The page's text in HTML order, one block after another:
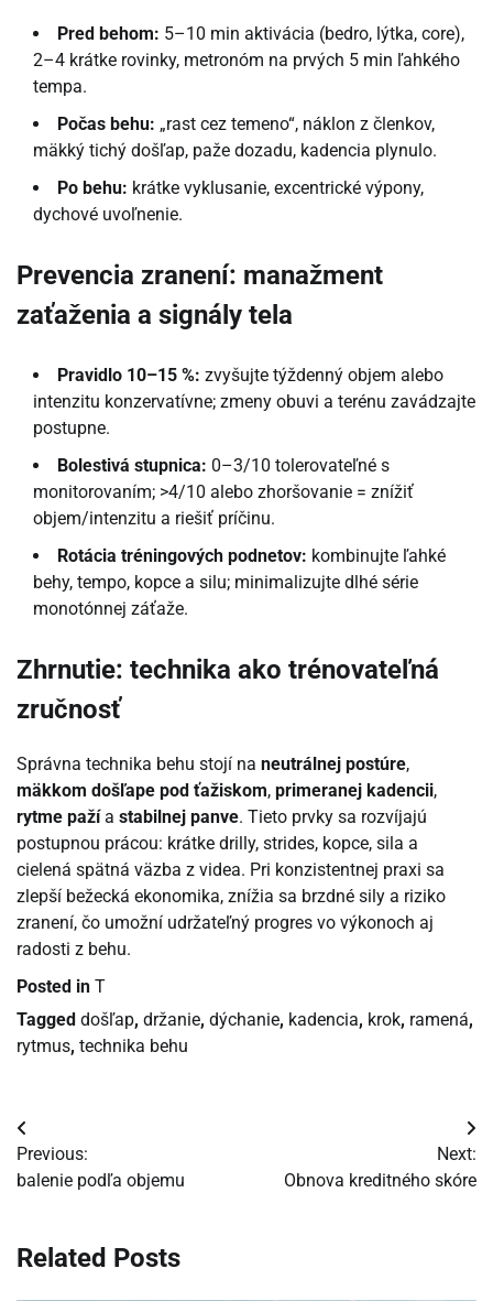
Pred behom: 5–10 min aktivácia (bedro, lýtka, core),
2–4 krátke rovinky, metronóm na prvých 5 min ľahkého
tempa.
Počas behu: „rast cez temeno“, náklon z členkov,
mäkký tichý došľap, paže dozadu, kadencia plynulo.
Po behu: krátke vyklusanie, excentrické výpony,
dychové uvoľnenie.
Prevencia zranení: manažment
zaťaženia a signály tela
Pravidlo 10–15 %: zvyšujte týždenný objem alebo
intenzitu konzervatívne; zmeny obuvi a terénu zavádzajte
postupne.
Bolestivá stupnica: 0–3/10 tolerovateľné s
monitorovaním; >4/10 alebo zhoršovanie = znížiť
objem/intenzitu a riešiť príčinu.
Rotácia tréningových podnetov: kombinujte ľahké
behy, tempo, kopce a silu; minimalizujte dlhé série
monotónnej záťaže.
Zhrnutie: technika ako trénovateľná
zručnosť
Správna technika behu stojí na neutrálnej postúre,
mäkkom došľape pod ťažiskom, primeranej kadencii,
rytme pažía stabilnej panve. Tieto prvky sa rozvíjajú
postupnou prácou: krátke drilly, strides, kopce, sila a
cielená spätná väzba z videa. Pri konzistentnej praxi sa
zlepší bežecká ekonomika, znížia sa brzdné sily a riziko
zranení, čo umožní udržateľný progres vo výkonoch aj
radosti z behu.
Posted in T
Tagged došľap, držanie, dýchanie, kadencia, krok, ramená,
rytmus, technika behu
Navigácia
v
Previous:
balenie podľa objemu
Next:
Obnova kreditného skóre
Related Posts